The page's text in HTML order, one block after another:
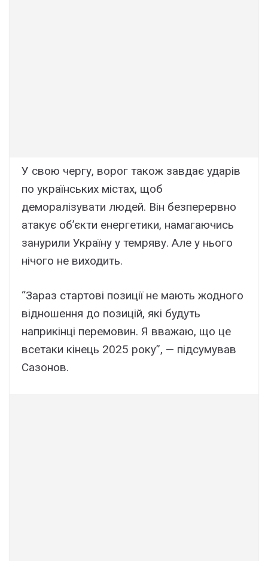
У свою чергу, ворог також завдає ударів
по українських містах, щоб
деморалізувати людей. Він безперервно
атакує об’єкти енергетики, намагаючись
занурили Україну у темряву. Але у нього
нічого не виходить.
“Зараз стартові позиції не мають жодного
відношення до позицій, які будуть
наприкінці перемовин. Я вважаю, що це
всетаки кінець 2025 року”, — підсумував
Сазонов.